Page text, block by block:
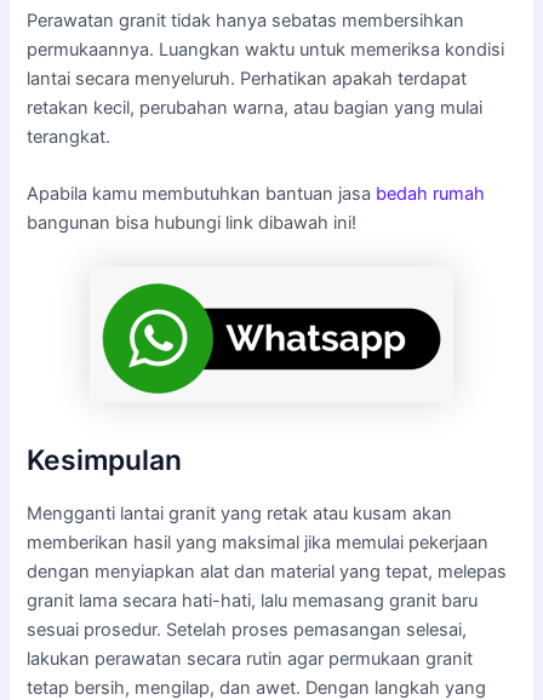
Perawatan granit tidak hanya sebatas membersihkan
permukaannya. Luangkan waktu untuk memeriksa kondisi
lantai secara menyeluruh. Perhatikan apakah terdapat
retakan kecil, perubahan warna, atau bagian yang mulai
terangkat.
Apabila kamu membutuhkan bantuan jasa bedah rumah
bangunan bisa hubungi link dibawah ini!
Kesimpulan
Mengganti lantai granit yang retak atau kusam akan
memberikan hasil yang maksimal jika memulai pekerjaan
dengan menyiapkan alat dan material yang tepat, melepas
granit lama secara hati-hati, lalu memasang granit baru
sesuai prosedur. Setelah proses pemasangan selesai,
lakukan perawatan secara rutin agar permukaan granit
tetap bersih, mengilap, dan awet. Dengan langkah yang